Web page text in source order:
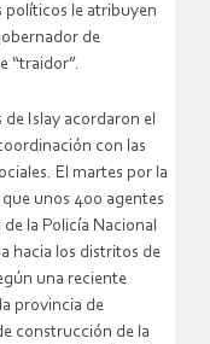
políticos le atribuyen
de
“traidor”.
Islay acordaron el
con las
El martes por la
unos 400 agentes
la Policía Nacional
hacia los distritos de
una reciente
provincia de
construcción de la